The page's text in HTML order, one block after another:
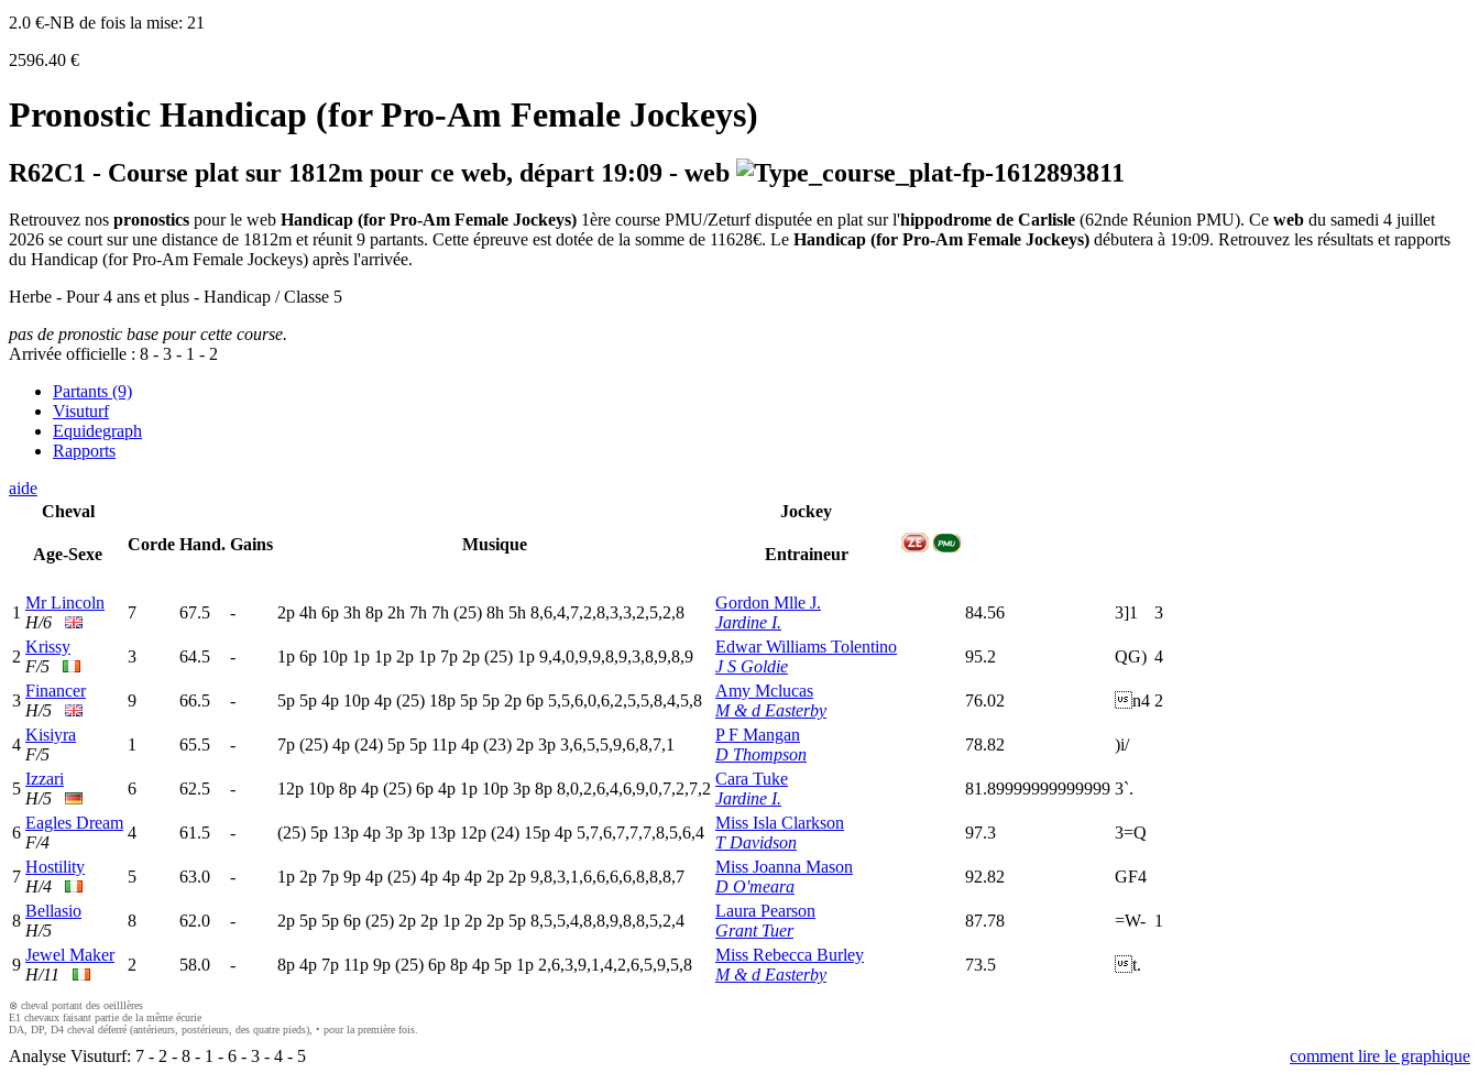
2.0 €-NB de fois la mise: 21
2596.40 €
Pronostic Handicap (for Pro-Am Female Jockeys)
R62C1 - Course plat sur 1812m pour ce web, départ 19:09 - web
Retrouvez nos pronostics pour le web Handicap (for Pro-Am Female Jockeys) 1ère course PMU/Zeturf disputée en plat sur l'hippodrome de Carlisle (62nde Réunion PMU). Ce web du samedi 4 juillet
2026 se court sur une distance de 1812m et réunit 9 partants. Cette épreuve est dotée de la somme de 11628€. Le Handicap (for Pro-Am Female Jockeys) débutera à 19:09. Retrouvez les résultats et rapports
du Handicap (for Pro-Am Female Jockeys) après l'arrivée.
Herbe - Pour 4 ans et plus - Handicap / Classe 5
pas de pronostic base pour cette course.
Arrivée officielle : 8 - 3 - 1 - 2
Partants (9)
Visuturf
Equidegraph
Rapports
aide
Cheval
Age-Sexe
Corde Hand. Gains Musique
Jockey
Entraineur
1
Mr Lincoln
H/6
7 67.5 - 2p 4h 6p 3h 8p 2h 7h 7h (25) 8h 5h 8,6,4,7,2,8,3,3,2,5,2,8
Gordon Mlle J.
Jardine I.
84.56 3]1 3
2
Krissy
F/5
3 64.5 - 1p 6p 10p 1p 1p 2p 1p 7p 2p (25) 1p 9,4,0,9,9,8,9,3,8,9,8,9
Edwar Williams Tolentino
J S Goldie
95.2 QG) 4
3
Financer
H/5
9 66.5 - 5p 5p 4p 10p 4p (25) 18p 5p 5p 2p 6p 5,5,6,0,6,2,5,5,8,4,5,8
Amy Mclucas
M & d Easterby
76.02 n4 2
4
Kisiyra
F/5
1 65.5 - 7p (25) 4p (24) 5p 5p 11p 4p (23) 2p 3p 3,6,5,5,9,6,8,7,1
P F Mangan
D Thompson
78.82 )i/
5
Izzari
H/5
6 62.5 - 12p 10p 8p 4p (25) 6p 4p 1p 10p 3p 8p 8,0,2,6,4,6,9,0,7,2,7,2
Cara Tuke
Jardine I.
81.89999999999999 3`.
6
Eagles Dream
F/4
4 61.5 - (25) 5p 13p 4p 3p 3p 13p 12p (24) 15p 4p 5,7,6,7,7,7,8,5,6,4
Miss Isla Clarkson
T Davidson
97.3 3=Q
7
Hostility
H/4
5 63.0 - 1p 2p 7p 9p 4p (25) 4p 4p 4p 2p 2p 9,8,3,1,6,6,6,6,8,8,8,7
Miss Joanna Mason
D O'meara
92.82 GF4
8
Bellasio
H/5
8 62.0 - 2p 5p 5p 6p (25) 2p 2p 1p 2p 2p 5p 8,5,5,4,8,8,9,8,8,5,2,4
Laura Pearson
Grant Tuer
87.78 =W- 1
9
Jewel Maker
H/11
2 58.0 - 8p 4p 7p 11p 9p (25) 6p 8p 4p 5p 1p 2,6,3,9,1,4,2,6,5,9,5,8
Miss Rebecca Burley
M & d Easterby
73.5 t.
⊗ cheval portant des oeilllères
E1 chevaux faisant partie de la même écurie
DA, DP, D4 cheval déferré (antérieurs, postérieurs, des quatre pieds), • pour la première fois.
Analyse Visuturf: 7 - 2 - 8 - 1 - 6 - 3 - 4 - 5 comment lire le graphique